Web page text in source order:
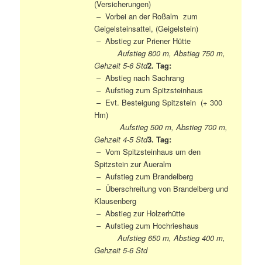
(Versicherungen)
– Vorbei an der Roßalm zum
Geigelsteinsattel, (Geigelstein)
– Abstieg zur Priener Hütte
Aufstieg 800 m, Abstieg 750 m,
Gehzeit 5-6 Std2. Tag:
– Abstieg nach Sachrang
– Aufstieg zum Spitzsteinhaus
– Evt. Besteigung Spitzstein (+ 300
Hm)
Aufstieg 500 m, Abstieg 700 m,
Gehzeit 4-5 Std3. Tag:
– Vom Spitzsteinhaus um den
Spitzstein zur Aueralm
– Aufstieg zum Brandelberg
– Überschreitung von Brandelberg und
Klausenberg
– Abstieg zur Holzerhütte
– Aufstieg zum Hochrieshaus
Aufstieg 650 m, Abstieg 400 m,
Gehzeit 5-6 Std